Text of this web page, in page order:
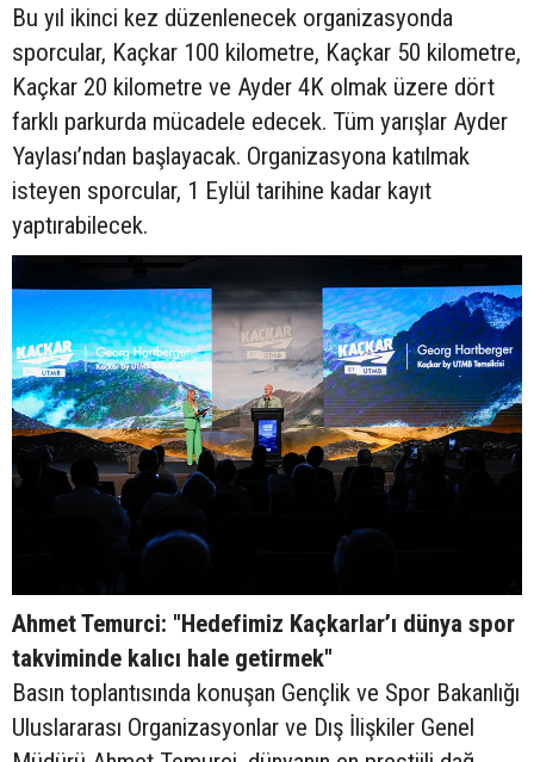
Bu yıl ikinci kez düzenlenecek organizasyonda
sporcular, Kaçkar 100 kilometre, Kaçkar 50 kilometre,
Kaçkar 20 kilometre ve Ayder 4K olmak üzere dört
farklı parkurda mücadele edecek. Tüm yarışlar Ayder
Yaylası’ndan başlayacak. Organizasyona katılmak
isteyen sporcular, 1 Eylül tarihine kadar kayıt
yaptırabilecek.
Ahmet Temurci: "Hedefimiz Kaçkarlar’ı dünya spor
takviminde kalıcı hale getirmek"
Basın toplantısında konuşan Gençlik ve Spor Bakanlığı
Uluslararası Organizasyonlar ve Dış İlişkiler Genel